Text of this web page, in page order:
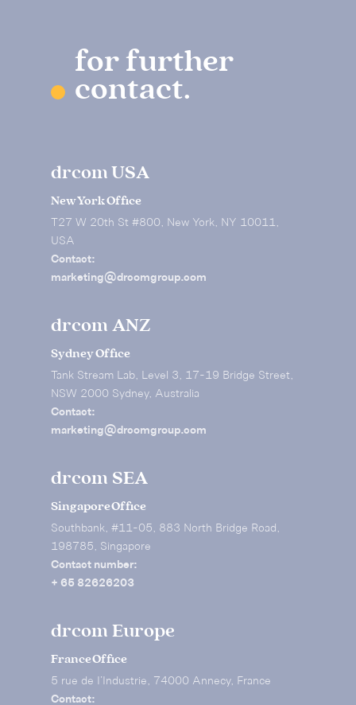
for further
contact.
drcom USA
New York Office
T27 W 20th St #800, New York, NY 10011,
USA
Contact:
marketing@drcomgroup.com
drcom ANZ
Sydney Office
Tank Stream Lab, Level 3, 17-19 Bridge Street,
NSW 2000 Sydney, Australia
Contact:
marketing@drcomgroup.com
drcom SEA
Singapore Office
Southbank, #11-05, 883 North Bridge Road,
198785, Singapore
Contact number:
+ 65 82626203
drcom Europe
France Office
5 rue de I’Industrie, 74000 Annecy, France
Contact: